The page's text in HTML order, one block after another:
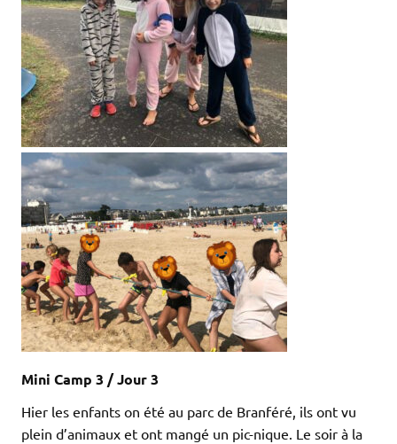
Mini Camp 3 / Jour 3
Hier les enfants on été au parc de Branféré, ils ont vu
plein d’animaux et ont mangé un pic-nique. Le soir à la